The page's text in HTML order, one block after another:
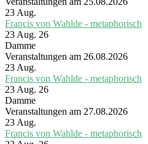
23 Aug.
Francis von Wahlde - metaphorisch
23 Aug. 26
Damme
Veranstaltungen am 26.08.2026
23 Aug.
Francis von Wahlde - metaphorisch
23 Aug. 26
Damme
Veranstaltungen am 27.08.2026
23 Aug.
Francis von Wahlde - metaphorisch